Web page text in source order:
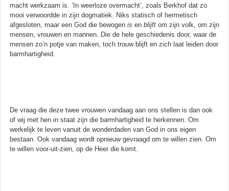
macht werkzaam is. ‘In weerloze overmacht’, zoals Berkhof dat zo
mooi verwoordde in zijn dogmatiek. Niks statisch of hermetisch
afgesloten, maar een God die bewogen is en blijft om zijn volk, om zijn
mensen, vrouwen en mannen. Die de hele geschiedenis door, waar de
mensen zo’n potje van maken, toch trouw blijft en zich laat leiden door
barmhartigheid.
De vraag die deze twee vrouwen vandaag aan ons stellen is dan ook
of wij met hen in staat zijn die barmhartigheid te herkennen. Om
werkelijk te leven vanuit de wonderdaden van God in ons eigen
bestaan. Ook vandaag wordt opnieuw gevraagd om te willen zien. Om
te willen voor-uit-zien, op de Heer die komt.